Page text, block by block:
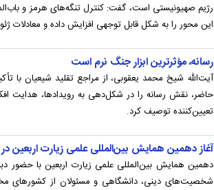
رژیم صهیونیستی است، گفت: کنترل تنگه‌های هرمز و
این محور را به شکل قابل توجهی افزایش داده و معادلات
رسانه، مؤثرترین ابزار جنگ نرم است
آیت‌الله شیخ محمد یعقوبی، از مراجع تقلید شیعیان با
حاضر، نقش رسانه را در شکل‌دهی به رویدادها، هدایت
تعیین‌کننده توصیف کرد.
آغاز دهمین همایش بین‌المللی علمی زیارت
دهمین همایش بین‌المللی علمی زیارت اربعین با
شخصیت‌های دینی، دانشگاهی و مسئولان از کشورهای